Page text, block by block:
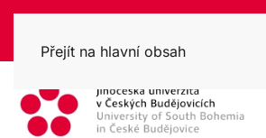
Přejít na hlavní obsah